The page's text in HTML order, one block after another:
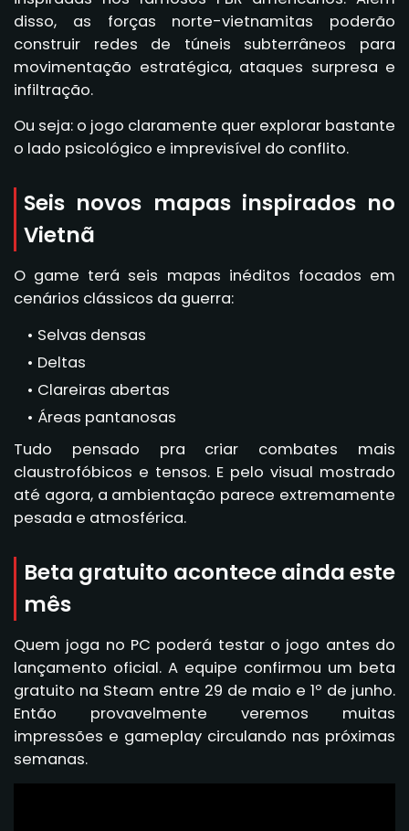
disso, as forças norte-vietnamitas poderão
construir redes de túneis subterrâneos para
movimentação estratégica, ataques surpresa e
infiltração.
Ou seja: o jogo claramente quer explorar bastante
o lado psicológico e imprevisível do conflito.
Seis novos mapas inspirados no
Vietnã
O game terá seis mapas inéditos focados em
cenários clássicos da guerra:
Selvas densas
Deltas
Clareiras abertas
Áreas pantanosas
Tudo pensado pra criar combates mais
claustrofóbicos e tensos. E pelo visual mostrado
até agora, a ambientação parece extremamente
pesada e atmosférica.
Beta gratuito acontece ainda este
mês
Quem joga no PC poderá testar o jogo antes do
lançamento oficial. A equipe confirmou um beta
gratuito na Steam entre 29 de maio e 1º de junho.
Então provavelmente veremos muitas
impressões e gameplay circulando nas próximas
semanas.